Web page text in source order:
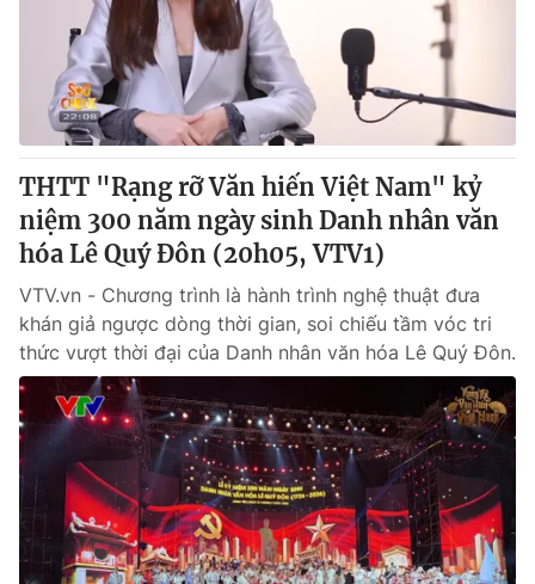
THTT "Rạng rỡ Văn hiến Việt Nam" kỷ
niệm 300 năm ngày sinh Danh nhân văn
hóa Lê Quý Đôn (20h05, VTV1)
VTV.vn - Chương trình là hành trình nghệ thuật đưa
khán giả ngược dòng thời gian, soi chiếu tầm vóc tri
thức vượt thời đại của Danh nhân văn hóa Lê Quý Đôn.